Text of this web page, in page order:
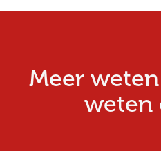
Meer
weten